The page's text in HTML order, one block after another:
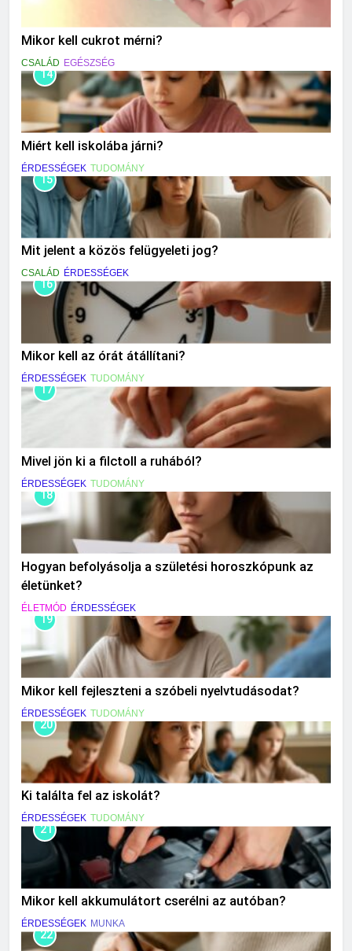
Mikor kell cukrot mérni?
CSALÁD EGÉSZSÉG
14
Miért kell iskolába járni?
ÉRDESSÉGEK TUDOMÁNY
15
Mit jelent a közös felügyeleti jog?
CSALÁD ÉRDESSÉGEK
16
Mikor kell az órát átállítani?
ÉRDESSÉGEK TUDOMÁNY
17
Mivel jön ki a filctoll a ruhából?
ÉRDESSÉGEK TUDOMÁNY
18
Hogyan befolyásolja a születési horoszkópunk az
életünket?
ÉLETMÓD ÉRDESSÉGEK
19
Mikor kell fejleszteni a szóbeli nyelvtudásodat?
ÉRDESSÉGEK TUDOMÁNY
20
Ki találta fel az iskolát?
ÉRDESSÉGEK TUDOMÁNY
21
Mikor kell akkumulátort cserélni az autóban?
ÉRDESSÉGEK MUNKA
22